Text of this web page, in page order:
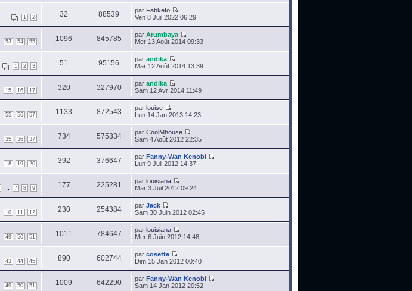
1 2 32 88539 par Fabketo
Ven 8 Juil 2022 06:29
53 54 55 1096 845785 par Arumbaya
Mer 13 Août 2014 09:33
1 2 3 51 95156 par andika
Mar 12 Août 2014 13:39
15 16 17 320 327970 par andika
Sam 12 Avr 2014 11:49
55 56 57 1133 872543 par louise
Lun 14 Jan 2013 14:23
35 36 37 734 575334 par CoolMhouse
Sam 4 Août 2012 22:35
18 19 20 392 376647 par Fanny-Wan Kenobi
Lun 9 Juil 2012 14:37
7 8 9 177 225281 par louisiana
Mar 3 Juil 2012 09:24
10 11 12 230 254384 par Jack
Sam 30 Juin 2012 02:45
49 50 51 1011 784647 par louisiana
Mer 6 Juin 2012 14:48
43 44 45 890 602744 par cosette
Dim 15 Jan 2012 00:40
49 50 51 1009 642290 par Fanny-Wan Kenobi
Sam 14 Jan 2012 20:52